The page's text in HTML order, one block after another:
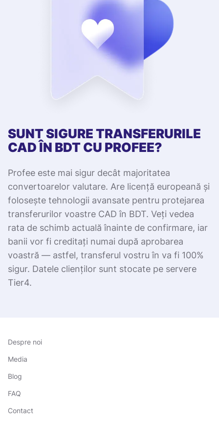
SUNT SIGURE TRANSFERURILE
CAD ÎN BDT CU PROFEE?
Profee este mai sigur decât majoritatea
convertoarelor valutare. Are licență europeană și
folosește tehnologii avansate pentru protejarea
transferurilor voastre CAD în BDT. Veți vedea
rata de schimb actuală înainte de confirmare, iar
banii vor fi creditați numai după aprobarea
voastră — astfel, transferul vostru în va fi 100%
sigur. Datele clienților sunt stocate pe servere
Tier4.
Despre noi
Media
Blog
FAQ
Contact